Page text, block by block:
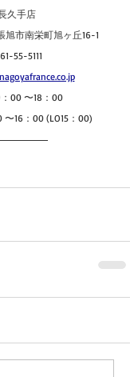
久手店
市南栄町旭ヶ丘16-1
55-5111
00 〜18：00
16：00 (LO15：00)